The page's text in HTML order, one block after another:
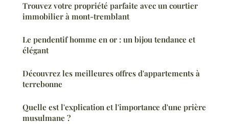
Trouvez votre propriété parfaite avec un courtier
immobilier à mont-tremblant
Le pendentif homme en or : un bijou tendance et
élégant
Découvrez les meilleures offres d'appartements à
terrebonne
Quelle est l'explication et l'importance d'une prière
musulmane ?